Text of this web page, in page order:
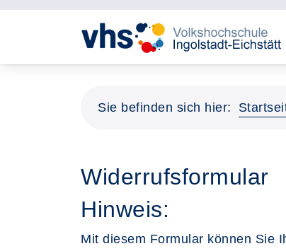
Sie befinden sich hier:
Widerrufsformular
Hinweis:
Mit diesem Formular können Sie